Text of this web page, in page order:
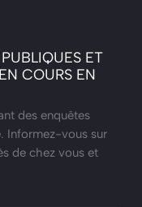
ET
COURS EN
des enquêtes
Informez-vous sur
de chez vous et